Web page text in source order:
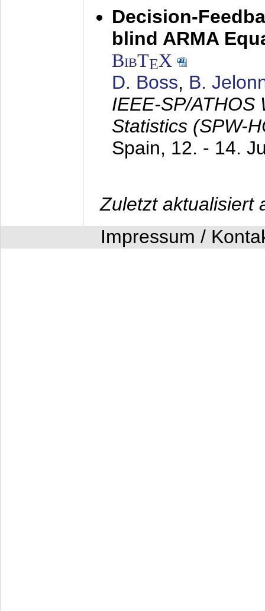
Decision-
blind ARMA
BibTEX
D. Boss, B.
IEEE-SP/ATHOS
Statistics (SPW-
Spain, 12. - 14.
Zuletzt aktualisiert
Impressum /